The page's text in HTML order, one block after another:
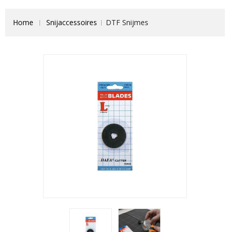
Home Snijaccessoires DTF Snijmes